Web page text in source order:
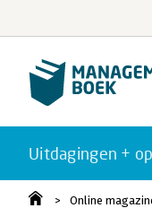
Uitdagingen +
Online